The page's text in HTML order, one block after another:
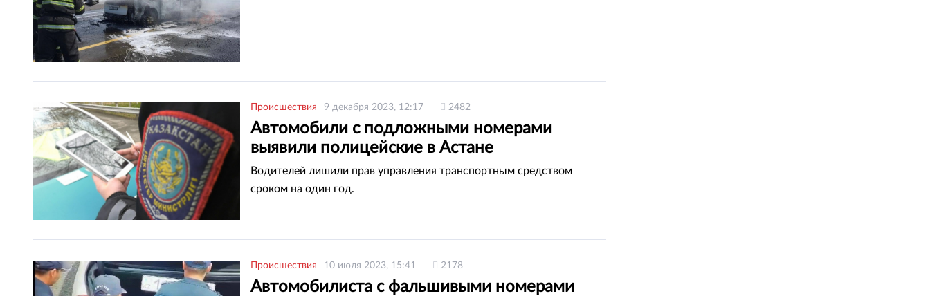
Происшествия 9 декабря 2023, 12:17 2482
Автомобили с подложными номерами
выявили полицейские в Астане
Водителей лишили прав управления транспортным средством
сроком на один год.
Происшествия 10 июля 2023, 15:41 2178
Автомобилиста с фальшивыми номерами